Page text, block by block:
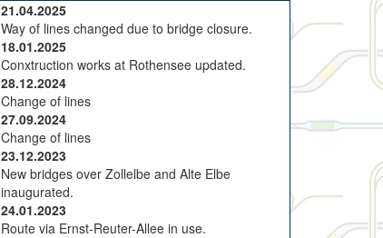
21.04.2025
Way of lines changed due to bridge closure.
18.01.2025
Conxtruction works at Rothensee updated.
28.12.2024
Change of lines
27.09.2024
Change of lines
23.12.2023
New bridges over Zollelbe and Alte Elbe
inaugurated.
24.01.2023
Route via Ernst-Reuter-Allee in use.